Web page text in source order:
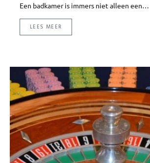
Een badkamer is immers niet alleen een…
LEES MEER